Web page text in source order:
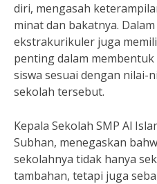
diri, mengasah
minat dan bakatnya.
ekstrakurikuler juga
penting dalam
siswa sesuai dengan nilai-
sekolah tersebut.
Kepala Sekolah SMP Al
Subhan, menegaskan
sekolahnya tidak hanya
tambahan, tetapi juga